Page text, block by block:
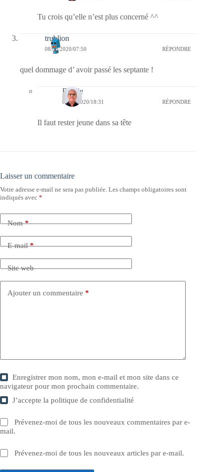
Tu crois qu’elle n’est plus concerné ^^
trublion
08/08/2020/07:50 RÉPONDRE
quel dommage d’ avoir passé les septante !
Bernie
08/08/2020/18:31 RÉPONDRE
Il faut rester jeune dans sa tête
Laisser un commentaire
Votre adresse e-mail ne sera pas publiée. Les champs obligatoires sont
indiqués avec *
Nom*
E-mail*
Site web
Ajouter un commentaire *
Enregistrer mon nom, mon e-mail et mon site dans ce
navigateur pour mon prochain commentaire.
J’accepte lapolitique de confidentialité
Prévenez-moi de tous les nouveaux commentaires par e-
mail.
Prévenez-moi de tous les nouveaux articles par e-mail.